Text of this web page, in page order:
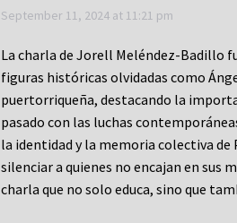
says:
September 11, 2024 at 11:21 pm
La charla de Jorell Meléndez-Badillo
figuras históricas olvidadas como
puertorriqueña, destacando la
pasado con las luchas
la identidad y la memoria colectiva de
silenciar a quienes no encajan en sus
charla que no solo educa, sino que